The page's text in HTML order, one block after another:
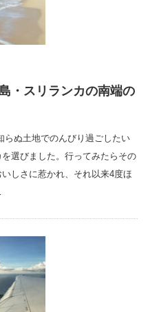
・スリランカの南端の
らぬ土地でのんびり過ごしたい
選びました。行ってみたらその
しさに惹かれ、それ以来4度ほ